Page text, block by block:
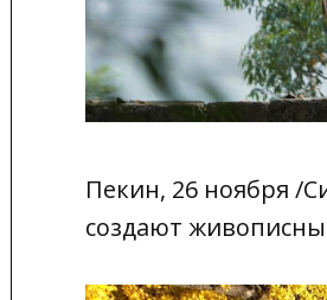
Пекин, 26 ноября /
создают